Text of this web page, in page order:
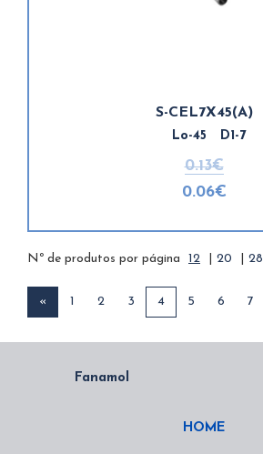
S-CEL7X45(A)
Lo-45 D1-7
0.13€
0.06€
Nº de produtos por página 12 20 28
« 1 2 3 4 5 6 7
HOME